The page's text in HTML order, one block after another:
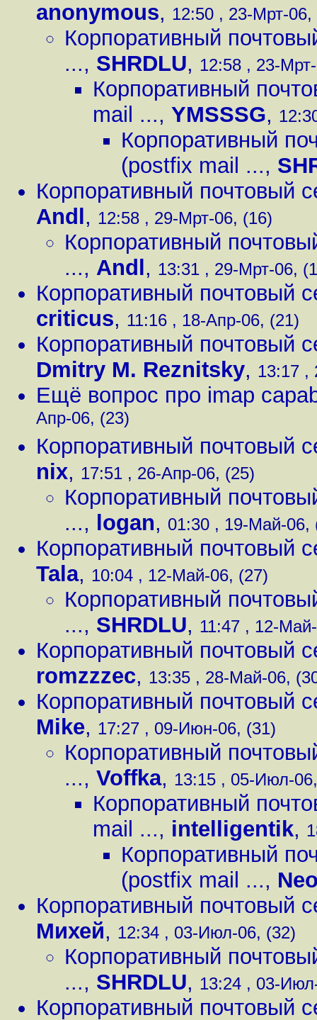
anonymous, 12:50 , 23-Мрт-06,
Корпоративный
..., SHRDLU, 12:58 , 23-
Корпоративный
mail ..., YMSSSG,
Корпоративный
(postfix mail ...,
Корпоративный почтовый
Andl , 12:58 , 29-Мрт-06, (16)
Корпоративный
..., Andl , 13:31 , 29-Мрт-06,
Корпоративный почтовый
criticus, 11:16 , 18-Апр-06, (21)
Корпоративный почтовый
Dmitry M. Reznitsky, 13:17 ,
Ещё вопрос про imap
Апр-06, (23)
Корпоративный почтовый
nix, 17:51 , 26-Апр-06, (25)
Корпоративный
..., logan, 01:30 , 19-Май-06,
Корпоративный почтовый
Tala, 10:04 , 12-Май-06, (27)
Корпоративный
..., SHRDLU, 11:47 , 12-
Корпоративный почтовый
romzzzec, 13:35 , 28-Май-06,
Корпоративный почтовый
Mike, 17:27 , 09-Июн-06, (31)
Корпоративный
..., Voffka, 13:15 , 05-Июл-
Корпоративный
mail ..., intelligentik,
Корпоративный
(postfix mail ...,
Корпоративный почтовый
Михей, 12:34 , 03-Июл-06, (32)
Корпоративный
..., SHRDLU, 13:24 , 03-
Корпоративный почтовый